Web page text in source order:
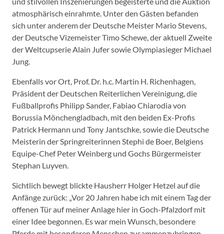
atmosphärisch einrahmte. Unter den Gästen befanden
sich unter anderem der Deutsche Meister Mario Stevens,
der Deutsche Vizemeister Timo Schewe, der aktuell Zweite
der Weltcupserie Alain Jufer sowie Olympiasieger Michael
Jung.
Ebenfalls vor Ort, Prof. Dr. h.c. Martin H. Richenhagen,
Präsident der Deutschen Reiterlichen Vereinigung, die
Fußballprofis Philipp Sander, Fabiao Chiarodia von
Borussia Mönchengladbach, mit den beiden Ex-Profis
Patrick Hermann und Tony Jantschke, sowie die Deutsche
Meisterin der Springreiterinnen Stephi de Boer, Belgiens
Equipe-Chef Peter Weinberg und Gochs Bürgermeister
Stephan Luyven.
Sichtlich bewegt blickte Hausherr Holger Hetzel auf die
Anfänge zurück: „Vor 20 Jahren habe ich mit einem Tag der
offenen Tür auf meiner Anlage hier in Goch-Pfalzdorf mit
einer Idee begonnen. Es war mein Wunsch, besondere